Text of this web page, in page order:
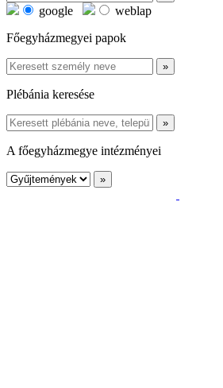
google
weblap
Főegyházmegyei papok
Plébánia keresése
A főegyházmegye intézményei